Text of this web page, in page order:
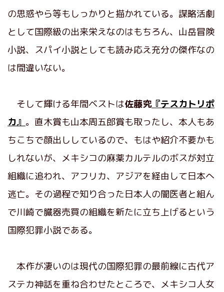
の思惑やら等もしっかりと描かれている。謀略活劇
として国際級の出来栄えなのはもちろん、山岳冒険
小説、スパイ小説としても読み応え充分の傑作なの
は間違いない。
そして輝ける年間ベストは佐藤究『テスカトリポ
カ』 。直木賞も山本周五郎賞も取ったし、本人もあ
ちこちで顔出ししているので、もはや紹介不要かも
しれないが、メキシコの麻薬カルテルのボスが対立
組織に追われ、アフリカ、アジアを経由して日本へ
逃亡。その過程で知り合った日本人の闇医者と組ん
で川崎で臓器売買の組織を新たに立ち上げるという
国際犯罪小説である。
本作が凄いのは現代の国際犯罪の最前線に古代ア
ステカ神話を重ね合わせたところで、メキシコ人女